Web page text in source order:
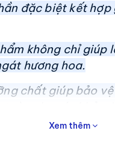
đặc biệt kết
không chỉ
hương hoa.
chất giúp bảo
đình hiện đại.
Xem thêm